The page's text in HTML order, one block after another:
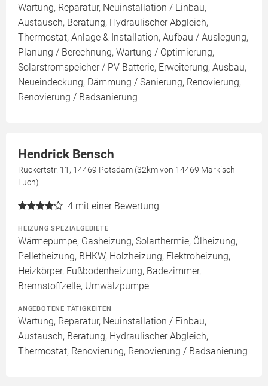
Wartung, Reparatur, Neuinstallation / Einbau,
Austausch, Beratung, Hydraulischer Abgleich,
Thermostat, Anlage & Installation, Aufbau / Auslegung,
Planung / Berechnung, Wartung / Optimierung,
Solarstromspeicher / PV Batterie, Erweiterung, Ausbau,
Neueindeckung, Dämmung / Sanierung, Renovierung,
Renovierung / Badsanierung
Hendrick Bensch
Rückertstr. 11, 14469 Potsdam (32km von 14469 Märkisch
Luch)
4 mit einer Bewertung
HEIZUNG SPEZIALGEBIETE
Wärmepumpe, Gasheizung, Solarthermie, Ölheizung,
Pelletheizung, BHKW, Holzheizung, Elektroheizung,
Heizkörper, Fußbodenheizung, Badezimmer,
Brennstoffzelle, Umwälzpumpe
ANGEBOTENE TÄTIGKEITEN
Wartung, Reparatur, Neuinstallation / Einbau,
Austausch, Beratung, Hydraulischer Abgleich,
Thermostat, Renovierung, Renovierung / Badsanierung